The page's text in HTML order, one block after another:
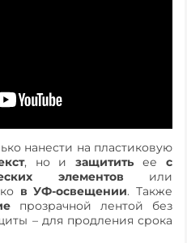
нанести на пластиковую
, но изащитить ее с
элементов или
в УФ-освещении. Также
прозрачной лентой без
– для продления срока